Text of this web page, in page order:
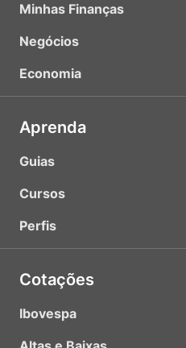
Minhas Finanças
Negócios
Economia
Aprenda
Guias
Cursos
Perfis
Cotações
Ibovespa